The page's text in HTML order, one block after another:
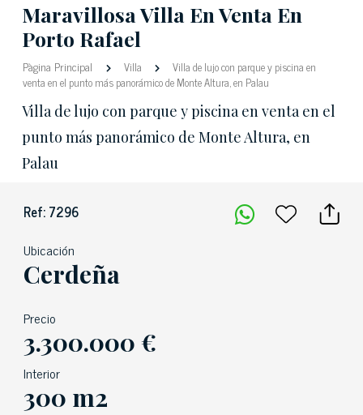
Maravillosa Villa En Venta En
Porto Rafael
Pàgina Principal Villa
Villa de lujo con parque y piscina en
venta en el punto más panorámico de Monte Altura, en Palau
Villa de lujo con parque y piscina en venta en el
punto más panorámico de Monte Altura, en
Palau
Ref: 7296
Ubicación
Cerdeña
Precio
3.300.000 €
Interior
300 m2